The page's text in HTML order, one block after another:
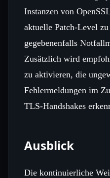
Instanzen von
aktuelle Patch‑Level
gegebenenfalls
Zusätzlich wird
zu aktivieren, die
Fehlermeldungen im
TLS‑Handshakes
Ausblick
Die kontinuierliche